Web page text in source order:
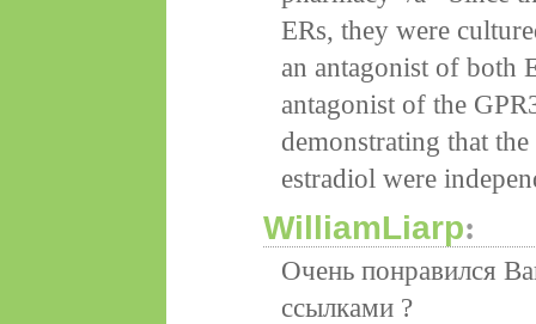
ERs, they were
an antagonist of both
antagonist of the
demonstrating that
estradiol were
WilliamLiarp:
Очень понравился
ссылками ?